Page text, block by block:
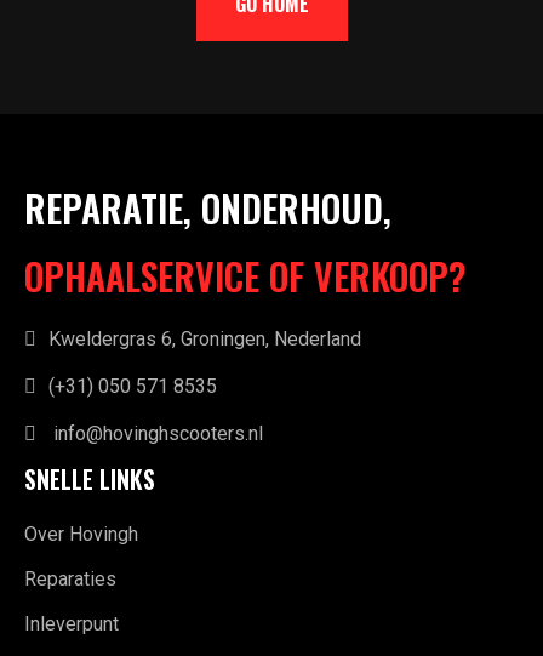
REPARATIE, ONDERHOUD,
OPHAALSERVICE OF VERKOOP?
Kweldergras 6, Groningen, Nederland
(+31) 050 571 8535
info@hovinghscooters.nl
SNELLE LINKS
Over Hovingh
Reparaties
Inleverpunt